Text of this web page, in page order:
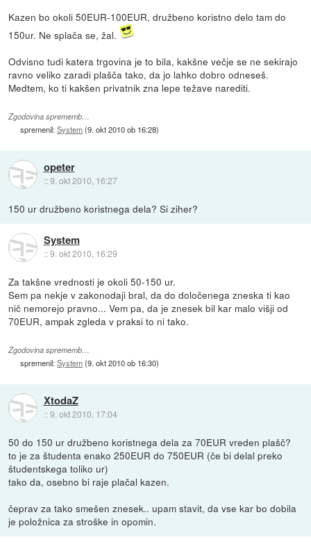
Kazen bo okoli 50EUR-100EUR, družbeno koristno delo tam do
150ur. Ne splača se, žal.
Odvisno tudi katera trgovina je to bila, kakšne večje se ne sekirajo
ravno veliko zaradi plašča tako, da jo lahko dobro odneseš.
Medtem, ko ti kakšen privatnik zna lepe težave narediti.
Zgodovina sprememb…
spremenil:System(9. okt 2010 ob 16:28)
opeter
::9. okt 2010, 16:27
150 ur družbeno koristnega dela? Si ziher?
System
::9. okt 2010, 16:29
Za takšne vrednosti je okoli 50-150 ur.
Sem pa nekje v zakonodaji bral, da do določenega zneska ti kao
nič nemorejo pravno... Vem pa, da je znesek bil kar malo višji od
70EUR, ampak zgleda v praksi to ni tako.
Zgodovina sprememb…
spremenil:System(9. okt 2010 ob 16:30)
XtodaZ
::9. okt 2010, 17:04
50 do 150 ur družbeno koristnega dela za 70EUR vreden plašč?
to je za študenta enako 250EUR do 750EUR (če bi delal preko
študentskega toliko ur)
tako da, osebno bi raje plačal kazen.
čeprav za tako smešen znesek.. upam stavit, da vse kar bo dobila
je položnica za stroške in opomin.